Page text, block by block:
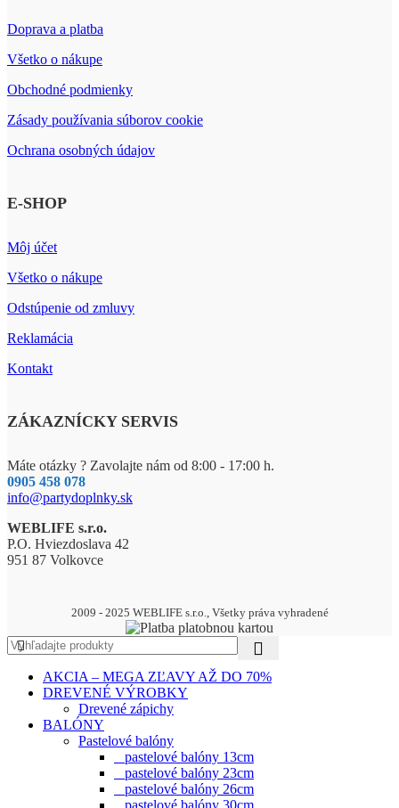
Doprava a platba
Všetko o nákupe
Obchodné podmienky
Zásady používania súborov cookie
Ochrana osobných údajov
E-SHOP
Môj účet
Všetko o nákupe
Odstúpenie od zmluvy
Reklamácia
Kontakt
ZÁKAZNÍCKY SERVIS
Máte otázky ? Zavolajte nám od 8:00 - 17:00 h.
0905 458 078
info@partydoplnky.sk
WEBLIFE s.r.o.
P.O. Hviezdoslava 42
951 87 Volkovce
2009 - 2025 WEBLIFE s.r.o., Všetky práva vyhradené
AKCIA – MEGA ZĽAVY AŽ DO 70%
DREVENÉ VÝROBKY
Drevené zápichy
BALÓNY
Pastelové balóny
pastelové balóny 13cm
pastelové balóny 23cm
pastelové balóny 26cm
pastelové balóny 30cm